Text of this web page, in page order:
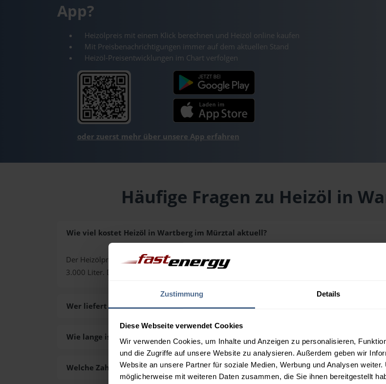
Zustimmung Details
Diese Webseite verwendet Cookies
Wir verwenden Cookies, um Inhalte und Anzeigen zu personalisieren,
und die Zugriffe auf unsere Website zu analysieren. Außerdem geben wir
Website an unsere Partner für soziale Medien, Werbung und Analysen
möglicherweise mit weiteren Daten zusammen, die Sie ihnen bereitgestellt
App?
Heizölpreis mit einem Klick berechnen und Heizöl online kaufen
Mit Preisbenachrichtigungen immer auf dem aktuellen Stand
Heizöl-Preisentwicklungen im Chart verfolgen
oder zuerst mehr über unsere App erfahren
Häufige Fragen zu Heizöl in
Wie viel kostet Heizöl in Wartberg im Mürztal aktuell?
Der Heizölpreis in Wartberg im Mürztal (PLZ 8661) liegt aktuell bei
3.000 Liter. Den exakten Preis für Ihre Wunschmenge erhalten Sie über unseren
Wer liefert das Heizöl in Wartberg im Mürztal aus?
Wie lange ist die Lieferzeit des Heizöls in Wartberg im Mürztal?
Welche Zahlungsarten gibt es?